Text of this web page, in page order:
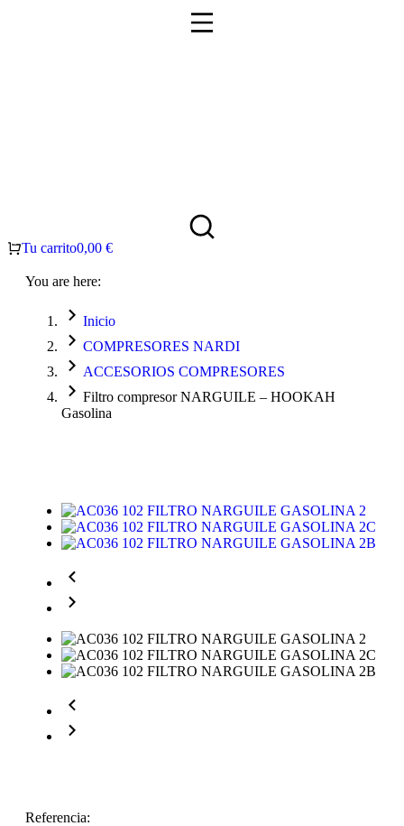
Tu carrito0,00 €
You are here:
Inicio
COMPRESORES NARDI
ACCESORIOS COMPRESORES
Filtro compresor NARGUILE – HOOKAH
Gasolina
Referencia: